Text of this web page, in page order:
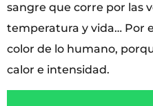
sangre que corre por las
temperatura y vida… Por
color de lo humano,
calor e intensidad.